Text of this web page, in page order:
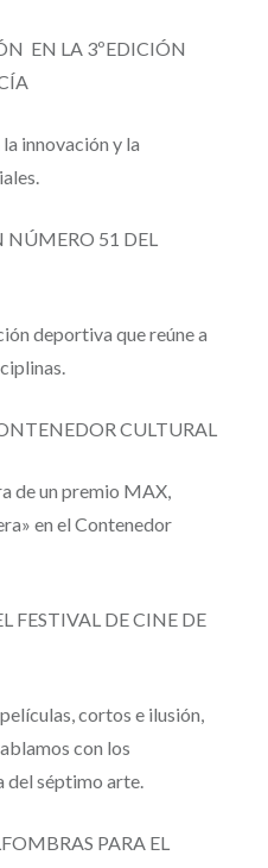
EN LA 3ºEDICIÓN
innovación y la
NÚMERO 51 DEL
deportiva que reúne a
CULTURAL
de un premio MAX,
en el Contenedor
FESTIVAL DE CINE DE
cortos e ilusión,
con los
del séptimo arte.
PARA EL